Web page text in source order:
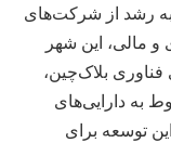
به رشد از شرکت‌های
مالی، این شهر
بلاک‌چین،
به دارایی‌های
توسعه برای